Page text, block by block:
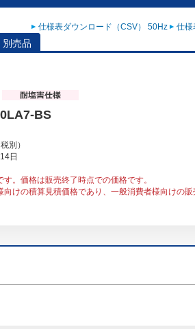
仕様表ダウンロード（CSV） 50Hz 仕様
別売品
BS
別）
日
。価格は販売終了時点での価格です。
けの積算見積価格であり、一般消費者様向けの販